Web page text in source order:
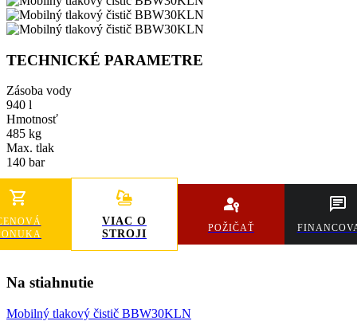
TECHNICKÉ PARAMETRE
Zásoba vody
940 l
Hmotnosť
485 kg
Max. tlak
140 bar
VIAC O
STROJI
POŽIČAŤ
Na stiahnutie
Mobilný tlakový čistič BBW30KLN